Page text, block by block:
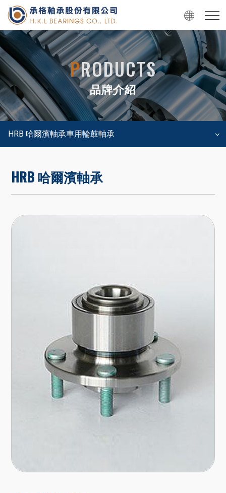
PRODUCTS
品牌介紹
HRB 哈爾濱軸承車用輪鼓軸承
HRB 哈爾濱軸承